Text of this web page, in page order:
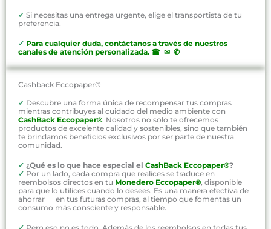
✓ Si necesitas una entrega urgente, elige el transportista de tu
preferencia.
✓ Para cualquier duda, contáctanos a través de nuestros
canales de atención personalizada. ☎ ✉ ✆
Cashback Eccopaper®
✓ Descubre una forma única de recompensar tus compras
mientras contribuyes al cuidado del medio ambiente con
CashBack Eccopaper®. Nosotros no solo te ofrecemos
productos de excelente calidad y sostenibles, sino que también
te brindamos beneficios exclusivos por ser parte de nuestra
comunidad.
✓ ¿Qué es lo que hace especial el CashBack Eccopaper®?
✓ Por un lado, cada compra que realices se traduce en
reembolsos directos en tu Monedero Eccopaper®, disponible
para que lo utilices cuando lo desees. Es una manera efectiva de
ahorrar en tus futuras compras, al tiempo que fomentas un
consumo más consciente y responsable.